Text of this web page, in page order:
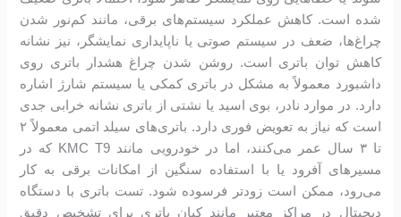
شده است. کاهش عملکرد سیستم‌های برقی، مانند کم‌نور شدن
چراغ‌ها، ضعف در سیستم صوتی یا ناپایداری نمایشگر، نیز نشانه
کاهش توان باتری است. روشن شدن چراغ هشدار باتری روی
داشبورد معمولاً به مشکل در باتری کمکی یا سیستم شارژ اشاره
دارد. در موارد نادر، بوی اسید یا نشتی از باتری نشانه خرابی جدی
است که نیاز به تعویض فوری دارد. باتری‌های سیلد اتمی معمولاً ۲
تا ۳ سال عمر می‌کنند، اما در خودرویی مانند KMC T9 که در
مسیرهای آفرود یا با استفاده سنگین از امکانات برقی به کار
می‌رود، ممکن است زودتر فرسوده شود. تست باتری با دستگاه
دیجیتال در مراکز معتبر مانند کیان باتری برای تشخیص دقیق